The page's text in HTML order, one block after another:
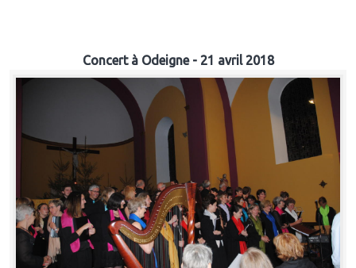
Concert à Odeigne - 21 avril 2018